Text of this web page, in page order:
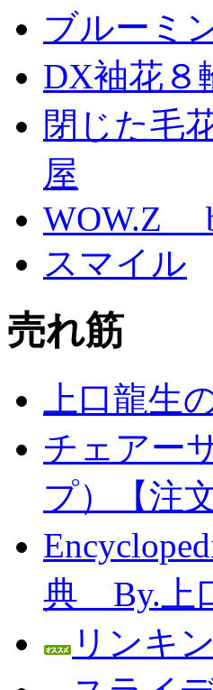
ブルーミ
DX袖花８
閉じた毛
屋
WOW.Z
スマイル
売れ筋
上口龍生
チェアー
プ）【注
典 By.上
リンキ